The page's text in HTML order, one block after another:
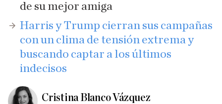
de su mejor amiga
Harris y Trump cierran sus campañas
con un clima de tensión extrema y
buscando captar a los últimos
indecisos
Cristina Blanco Vázquez